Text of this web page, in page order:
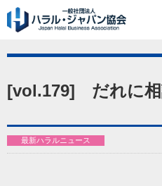
[vol.179] だれに相
最新ハラルニュース